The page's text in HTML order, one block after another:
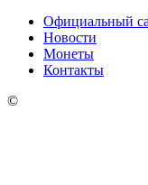
Официальный
Новости
Монеты
Контакты
©